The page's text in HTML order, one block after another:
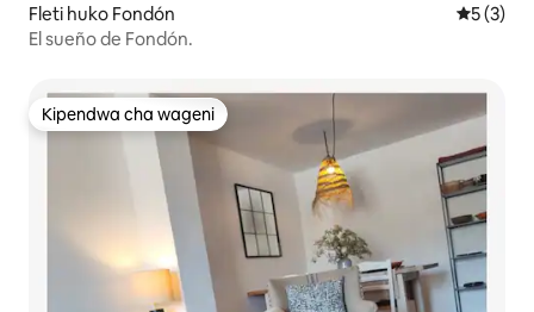
Fleti huko Fondón
5 (3)
El sueño de Fondón.
Kipendwa cha wageni
Kipendwa cha wageni